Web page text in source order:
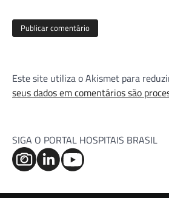
Este site utiliza o Akismet para
seus dados em comentários são
SIGA O PORTAL HOSPITAIS BRASIL